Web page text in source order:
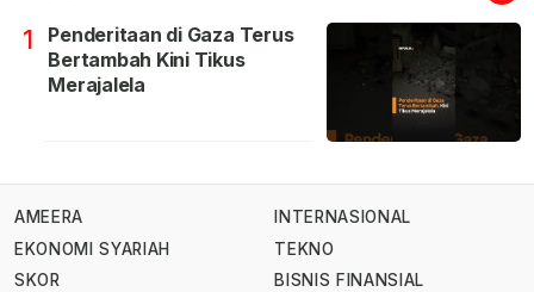
1
Penderitaan di Gaza Terus
Bertambah Kini Tikus
Merajalela
AMEERA
EKONOMI SYARIAH
SKOR
INTERNASIONAL
TEKNO
BISNIS FINANSIAL